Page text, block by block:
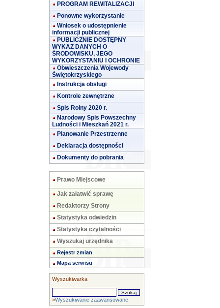
PROGRAM REWITALIZACJI
Ponowne wykorzystanie
Wniosek o udostępnienie
informacji publicznej
PUBLICZNIE DOSTĘPNY
WYKAZ DANYCH O
ŚRODOWISKU, JEGO
WYKORZYSTANIU I OCHRONIE
Obwieszczenia Wojewody
Świętokrzyskiego
Instrukcja obsługi
Kontrole zewnętrzne
Spis Rolny 2020 r.
Narodowy Spis Powszechny
Ludności i Mieszkań 2021 r.
Planowanie Przestrzenne
Deklaracja dostępności
Dokumenty do pobrania
Prawo Miejscowe
Jak załatwić sprawę
Redaktorzy Strony
Statystyka odwiedzin
Statystyka czytalności
Wyszukaj urzędnika
Rejestr zmian
Mapa serwisu
Wyszukiwarka
»Wyszukiwanie zaawansowane